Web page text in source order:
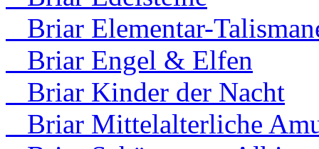
Briar Elementar-
Briar Engel & Elfen
Briar Kinder der Nacht
Briar Mittelalterliche